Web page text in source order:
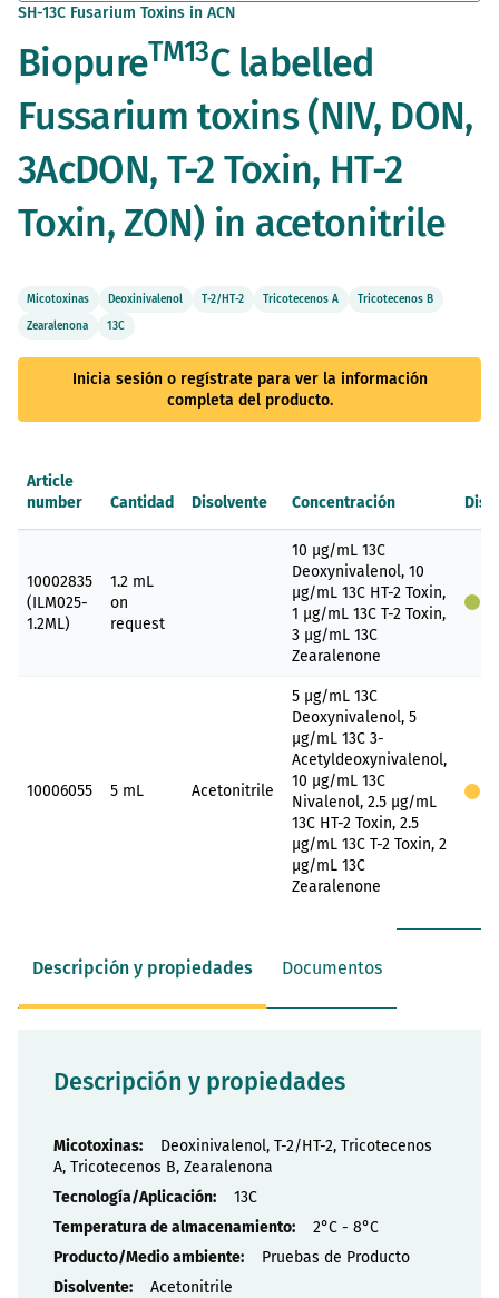
Saltar
comienzo
de
galería
imágenes
SH-13C Fusarium Toxins in ACN
BiopureTM13C labelled
Fussarium toxins (NIV, DON,
3AcDON, T-2 Toxin, HT-2
Toxin, ZON) in acetonitrile
Micotoxinas Deoxinivalenol T-2/HT-2 Tricotecenos A
Tricotecenos B
Zearalenona
13C
Inicia sesión o regístrate para ver la información
completa del producto.
artículos
agrupados
Article
number
Cantidad Disolvente Concentración
10002835
(ILM025-
1.2ML)
1.2 mL
on
request
10 µg/mL 13C
Deoxynivalenol, 10
µg/mL 13C HT-2 Toxin,
1 µg/mL 13C T-2 Toxin,
3 µg/mL 13C
Zearalenone
10006055 5 mL Acetonitrile
5 µg/mL 13C
Deoxynivalenol, 5
µg/mL 13C 3-
Acetyldeoxynivalenol,
10 µg/mL 13C
Nivalenol, 2.5 µg/mL
13C HT-2 Toxin, 2.5
µg/mL 13C T-2 Toxin, 2
µg/mL 13C
Zearalenone
Descripción y propiedades Documentos
Descripción y propiedades
Propiedades
Deoxinivalenol, T-2/HT-2, Tricotecenos
A, Tricotecenos B, Zearalenona
13C
2°C - 8°C
Pruebas de Producto
Acetonitrile